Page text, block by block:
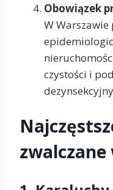
Obowiązek
W
czystości i
zwalczane